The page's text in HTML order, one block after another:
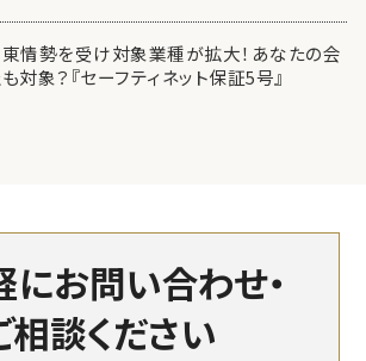
情勢を受け対象業種が拡大！あなたの会
対象？『セーフティネット保証5号』
にお問い合わせ・
相談ください